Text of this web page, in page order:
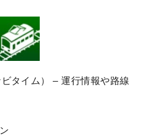
タイム） – 運行情報や路線